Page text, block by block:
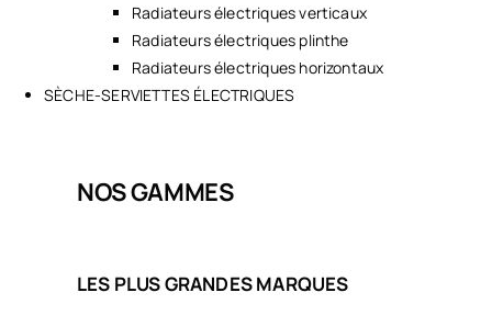
Radiateurs électriques verticaux
Radiateurs électriques plinthe
Radiateurs électriques horizontaux
SÈCHE-SERVIETTES ÉLECTRIQUES
NOS GAMMES
LES PLUS GRANDES MARQUES